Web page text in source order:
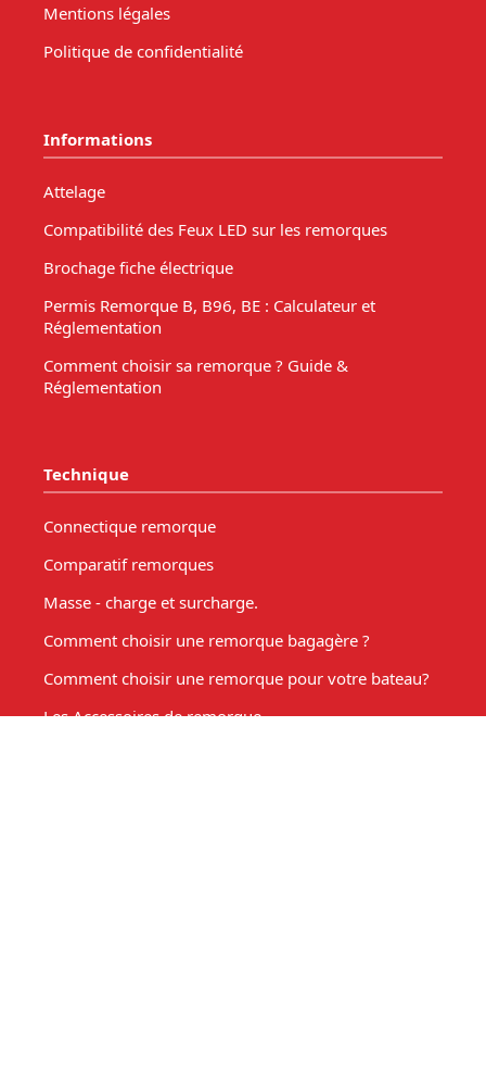
Mentions légales
Politique de confidentialité
Informations
Attelage
Compatibilité des Feux LED sur les remorques
Brochage fiche électrique
Permis Remorque B, B96, BE : Calculateur et
Réglementation
Comment choisir sa remorque ? Guide &
Réglementation
Technique
Connectique remorque
Comparatif remorques
Masse - charge et surcharge.
Comment choisir une remorque bagagère ?
Comment choisir une remorque pour votre bateau?
Les Accessoires de remorque